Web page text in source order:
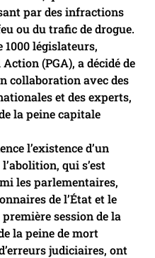
par des infractions
ou du trafic de drogue.
1000 législateurs,
(PGA), a décidé de
collaboration avec des
et des experts,
la peine capitale
l’existence d’un
qui s’est
les parlementaires,
de l’État et le
session de la
la peine de mort
judiciaires, ont